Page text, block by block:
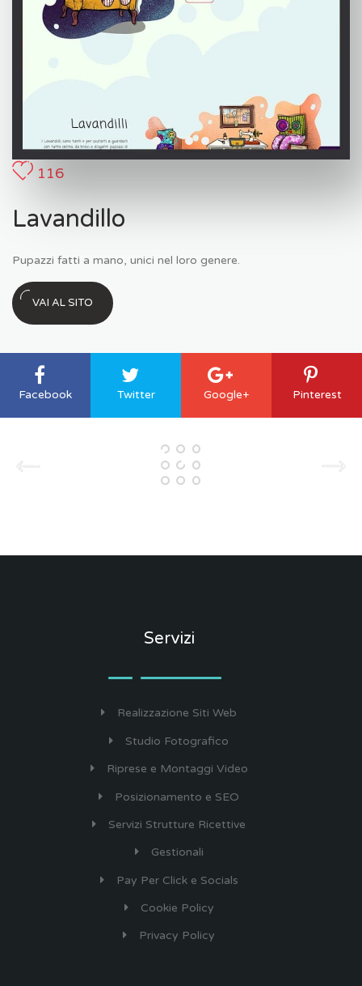
116
Lavandillo
Pupazzi fatti a mano, unici nel loro genere.
VAI AL SITO
Facebook Twitter Google+ Pinterest
Servizi
Realizzazione Siti Web
Studio Fotografico
Riprese e Montaggi Video
Posizionamento e SEO
Servizi Strutture Ricettive
Gestionali
Pay Per Click e Socials
Cookie Policy
Privacy Policy